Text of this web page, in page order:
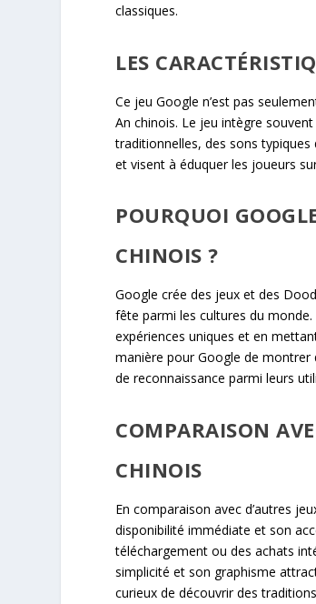
classiques.
LES
Ce jeu Google n’est pas
An chinois. Le jeu intègre
traditionnelles, des sons
et visent à éduquer les joueurs
POURQUOI
CHINOIS ?
Google crée des jeux et des
fête parmi les cultures du
expériences uniques et en
manière pour Google de montrer
de reconnaissance parmi leurs
COMPARAISON
CHINOIS
En comparaison avec d’autres
disponibilité immédiate et son
téléchargement ou des achats
simplicité et son graphisme
curieux de découvrir des